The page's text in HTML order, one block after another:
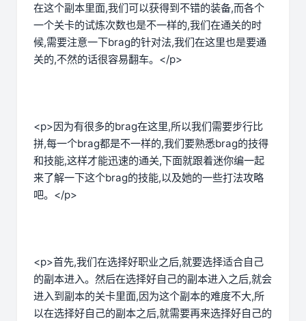
在这个副本里面,我们可以获得到不错的装备,而各个
一个关卡的试炼次数也是不一样的,我们在通关的时
候,需要注意一下brag的针对法,我们在这里也是要通
关的,不然的话很容易翻车。</p>
<p>因为有很多的brag在这里,所以我们需要步行比
拼,每一个brag都是不一样的,我们要熟悉brag的技得
和技能,这样才能迅速的通关,下面就跟着迷你编一起
来了解一下这个brag的技能,以及她的一些打法攻略
吧。</p>
<p>首先,我们在选择好职业之后,就要选择适合自己
的副本进入。然后在选择好自己的副本进入之后,就会
进入到副本的关卡里面,因为这个副本的难度不大,所
以在选择好自己的副本之后,就需要再来选择好自己的